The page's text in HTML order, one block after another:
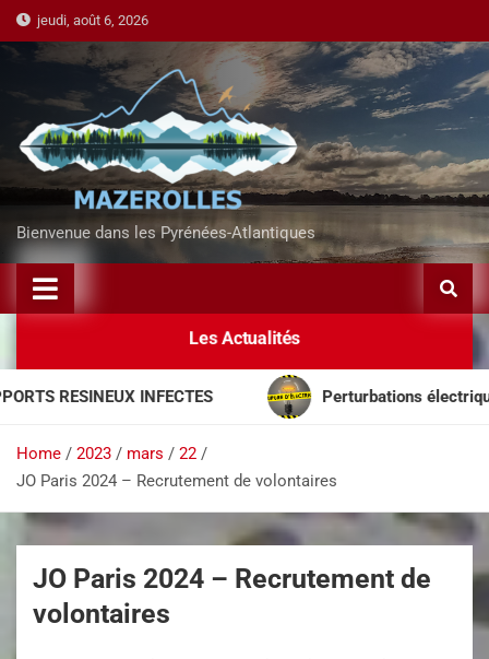
jeudi, août 6, 2026
Bienvenue dans les Pyrénées-Atlantiques
Les Actualités
RESINEUX INFECTES Perturbations électriques
Home 2023 mars
22
JO Paris 2024 – Recrutement de volontaires
JO Paris 2024 – Recrutement de
volontaires